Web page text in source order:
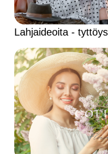
Lahjaideoita -